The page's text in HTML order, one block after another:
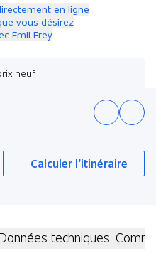
en ligne
vous désirez
Emil Frey
neuf
Calculer l’itinéraire
techniques